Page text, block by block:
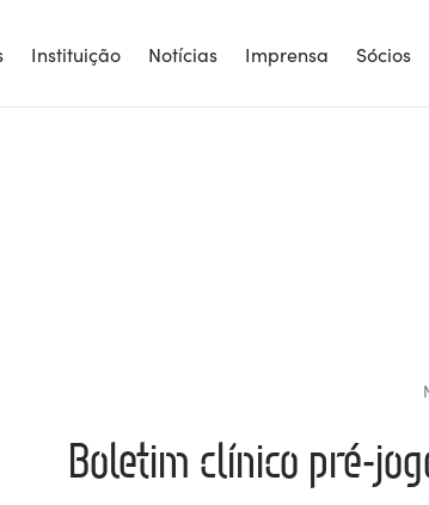
Instituição Notícias Imprensa Sócios
Boletim clínico pré-